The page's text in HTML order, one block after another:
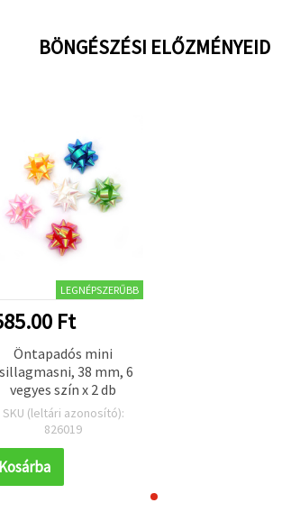
BÖNGÉSZÉSI ELŐZMÉNYEID
LEGNÉPSZERŰBB
Ft
Öntapadós mini
38 mm, 6
vegyes szín x 2 db
SKU (leltári azonosító):
826019
Kosárba